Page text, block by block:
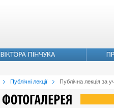
Публічні лекції Публічна лекція за